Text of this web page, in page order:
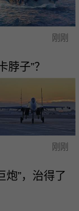
刚刚
子”？
刚刚
炮”，治得了